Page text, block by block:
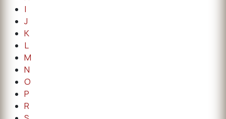
I
J
K
L
M
N
O
P
R